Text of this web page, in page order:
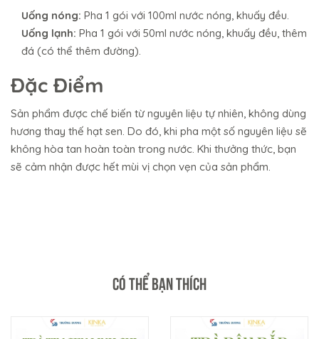
Uống nóng: Pha 1 gói với 100ml nước nóng, khuấy đều.
Uống lạnh: Pha 1 gói với 50ml nước nóng, khuấy đều, thêm
đá (có thể thêm đường).
Đặc Điểm
Sản phẩm được chế biến từ nguyên liệu tự nhiên, không dùng
hương thay thế hạt sen. Do đó, khi pha một số nguyên liệu sẽ
không hòa tan hoàn toàn trong nước. Khi thưởng thức, bạn
sẽ cảm nhận được hết mùi vị chọn vẹn của sản phẩm.
CÓ THỂ BẠN THÍCH